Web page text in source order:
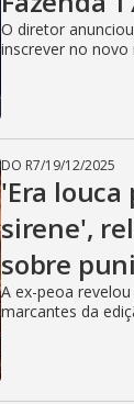
O diretor
inscrever no novo
DO R7/19/12/2025
'Era
sirene',
sobre
A ex-peoa
marcantes da